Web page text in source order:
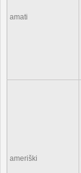
amati
ameriški